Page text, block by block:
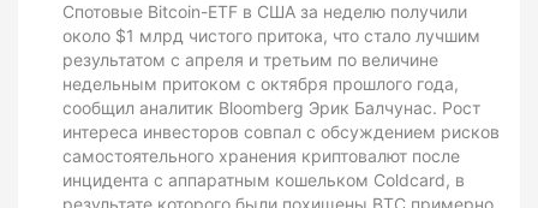
Спотовые Bitcoin-ETF в США за неделю получили
около $1 млрд чистого притока, что стало лучшим
результатом с апреля и третьим по величине
недельным притоком с октября прошлого года,
сообщил аналитик Bloomberg Эрик Балчунас. Рост
интереса инвесторов совпал с обсуждением рисков
самостоятельного хранения криптовалют после
инцидента с аппаратным кошельком Coldcard, в